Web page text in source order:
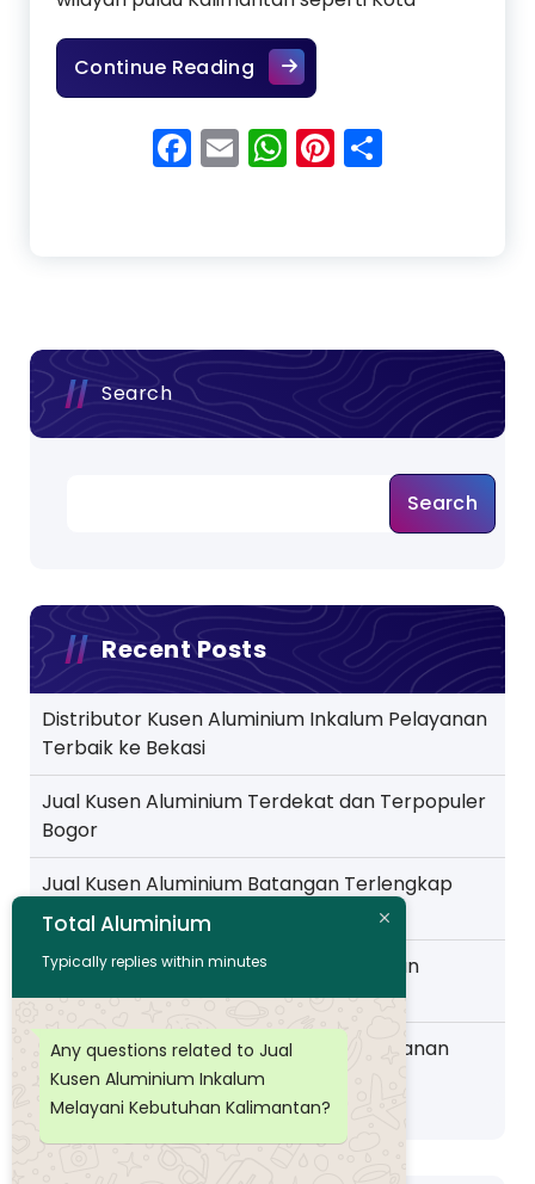
Continue ReadingJual Kusen Aluminium
Facebook
EmailWhatsApp
Pinterest
Search
Search
Recent Posts
Distributor Kusen Aluminium Inkalum Pelayanan
Terbaik ke Bekasi
Jual Kusen Aluminium Terdekat dan Terpopuler
Bogor
Jual Kusen Aluminium Batangan Terlengkap
Pelayanan ke Jakarta
Toko Kusen Aluminium Murah Pelayanan
Wilayah Pemalang
Distributor Kusen Aluminium Murah layanan
Wilayah Purwokerto
Total Aluminium
Typically replies within minutes
Any questions related to Jual
Kusen Aluminium Inkalum
Melayani Kebutuhan Kalimantan?